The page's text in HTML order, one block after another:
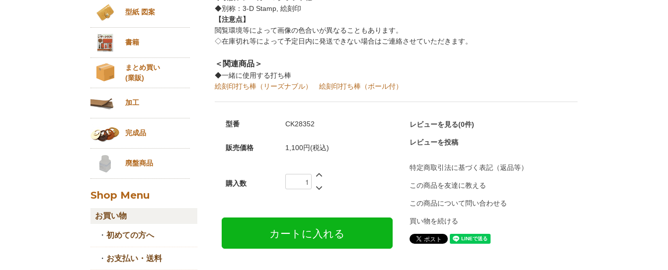
◆別称：3-D Stamp, 絵刻印
【注意点】
閲覧環境等によって画像の色合いが異なることもあります。
◇在庫切れ等によって予定日内に発送できない場合はご連絡させていただきます。
＜関連商品＞
◆一緒に使用する打ち棒
絵刻印打ち棒（リーズナブル）
絵刻印打ち棒（ボール付）
型番 CK28352
販売価格 1,100円(税込)
購入数
レビューを見る(0件)
レビューを投稿
特定商取引法に基づく表記（返品等）
この商品を友達に教える
この商品について問い合わせる
買い物を続ける
型紙 図案
書籍
まとめ買い
(業販)
加工
完成品
廃盤商品
Shop Menu
お買い物
・ 初めての方へ
・ お支払い・送料